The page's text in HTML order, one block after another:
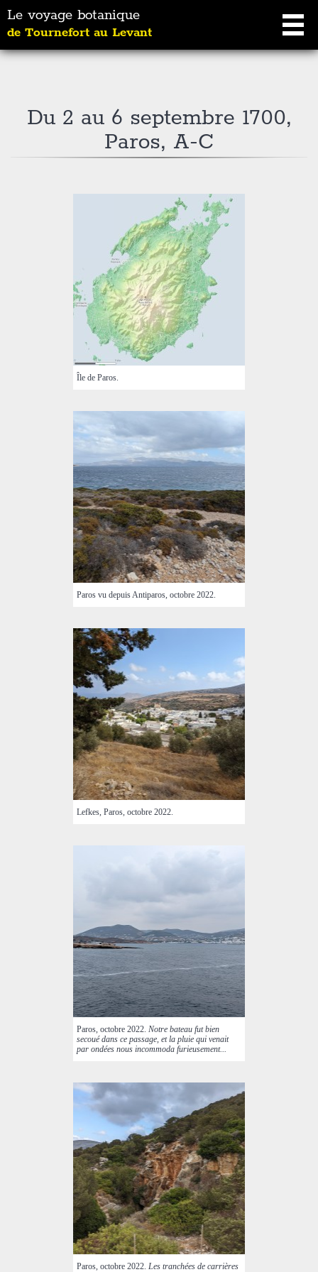
Le voyage botanique
de Tournefort au Levant
Du 2 au 6 septembre 1700,
Paros, A-C
Île de Paros.
Paros vu depuis Antiparos, octobre 2022.
Lefkes, Paros, octobre 2022.
Paros, octobre 2022. Notre bateau fut bien
secoué dans ce passage, et la pluie qui venait
par ondées nous incommoda furieusement...
Paros, octobre 2022. Les tranchées de carrières